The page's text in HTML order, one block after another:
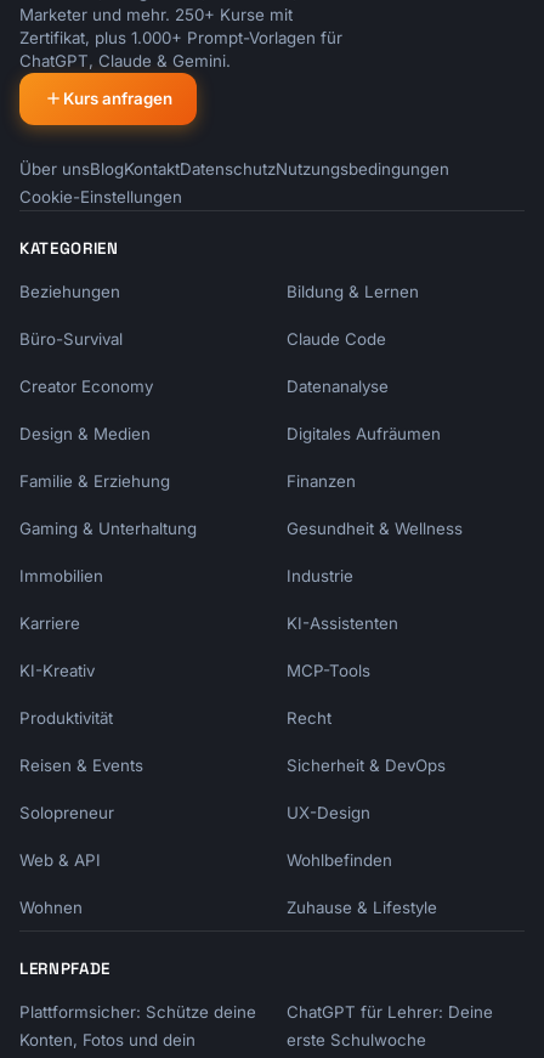
Marketer und mehr. 250+ Kurse mit
Zertifikat, plus 1.000+ Prompt-Vorlagen für
ChatGPT, Claude & Gemini.
Kurs anfragen
Über unsBlogKontaktDatenschutzNutzungsbedingungen
Cookie-Einstellungen
KATEGORIEN
Beziehungen Bildung & Lernen
Büro-Survival Claude Code
Creator Economy Datenanalyse
Design & Medien Digitales Aufräumen
Familie & Erziehung Finanzen
Gaming & Unterhaltung Gesundheit & Wellness
Immobilien Industrie
Karriere KI-Assistenten
KI-Kreativ MCP-Tools
Produktivität Recht
Reisen & Events Sicherheit & DevOps
Solopreneur UX-Design
Web & API Wohlbefinden
Wohnen Zuhause & Lifestyle
LERNPFADE
Plattformsicher: Schütze deine
Konten, Fotos und dein
ChatGPT für Lehrer: Deine
erste Schulwoche